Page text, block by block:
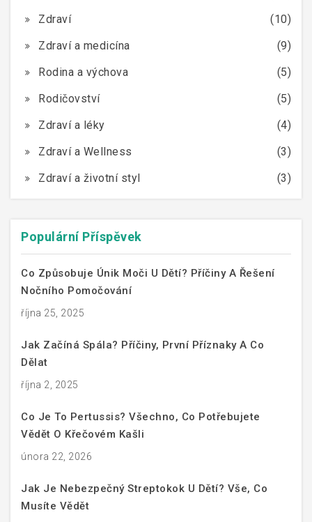
Zdraví
(10)
Zdraví a medicína
(9)
Rodina a výchova
(5)
Rodičovství
(5)
Zdraví a léky
(4)
Zdraví a Wellness
(3)
Zdraví a životní styl
(3)
Populární Příspěvek
Co Způsobuje Únik Moči U Dětí? Příčiny A Řešení
Nočního Pomočování
října 25, 2025
Jak Začíná Spála? Příčiny, První Příznaky A Co
Dělat
října 2, 2025
Co Je To Pertussis? Všechno, Co Potřebujete
Vědět O Křečovém Kašli
února 22, 2026
Jak Je Nebezpečný Streptokok U Dětí? Vše, Co
Musíte Vědět